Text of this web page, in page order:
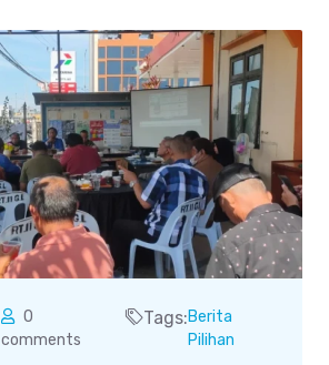
0
comments
Tags:Berita
Pilihan